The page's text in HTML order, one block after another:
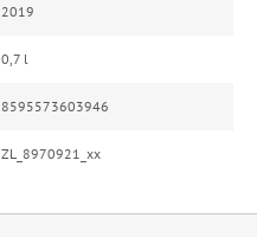
2019
0,7 l
8595573603946
ZL_8970921_xx